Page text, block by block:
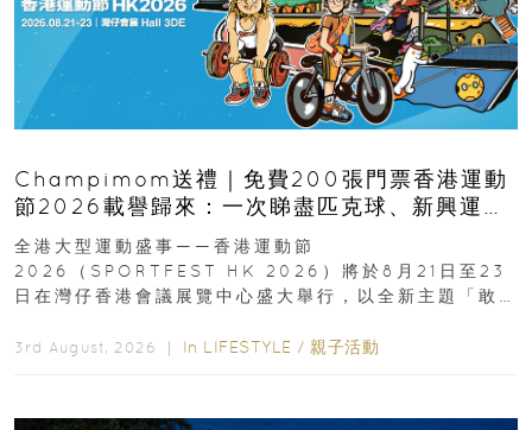
Champimom送禮｜免費200張門票香港運動
節2026載譽歸來：一次睇盡匹克球、新興運
動、街舞比賽＋逾百運動品牌展覽
全港大型運動盛事——香港運動節
2026（SPORTFEST HK 2026）將於8月21日至23
日在灣仔香港會議展覽中心盛大舉行，以全新主題「敢
3rd August, 2026 ｜ In LIFESTYLE / 親子活動